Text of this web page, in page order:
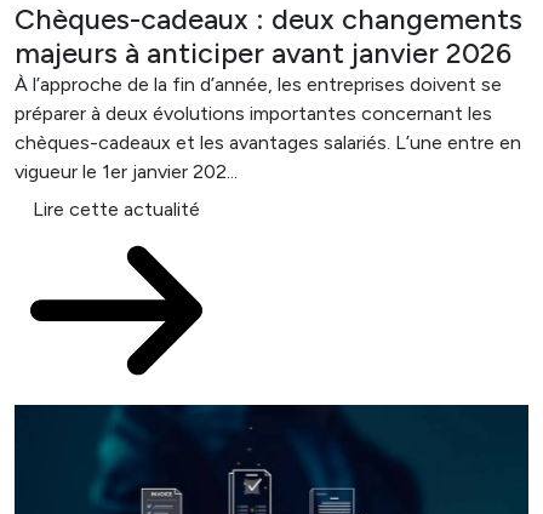
Chèques-cadeaux : deux changements
majeurs à anticiper avant janvier 2026
À l’approche de la fin d’année, les entreprises doivent se
préparer à deux évolutions importantes concernant les
chèques-cadeaux et les avantages salariés. L’une entre en
vigueur le 1er janvier 202...
Lire cette actualité